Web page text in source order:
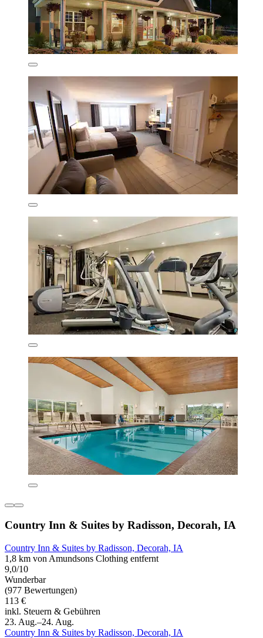
Country Inn & Suites by Radisson, Decorah, IA
Country Inn & Suites by Radisson, Decorah, IA
1,8 km von Amundsons Clothing entfernt
9,0/10
Wunderbar
(977 Bewertungen)
113 €
inkl. Steuern & Gebühren
23. Aug.–24. Aug.
Country Inn & Suites by Radisson, Decorah, IA